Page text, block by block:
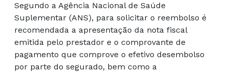
Segundo a Agência Nacional de Saúde
Suplementar (ANS), para solicitar o reembolso é
recomendada a apresentação da nota fiscal
emitida pelo prestador e o comprovante de
pagamento que comprove o efetivo desembolso
por parte do segurado, bem como a